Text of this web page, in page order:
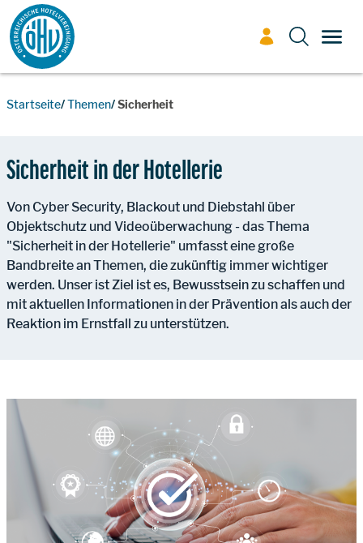
Zum Inhalt
Startseite Themen Sicherheit
Sicherheit in der Hotellerie
Von Cyber Security, Blackout und Diebstahl über
Objektschutz und Videoüberwachung - das Thema
"Sicherheit in der Hotellerie" umfasst eine große
Bandbreite an Themen, die zukünftig immer wichtiger
werden. Unser ist Ziel ist es, Bewusstsein zu schaffen und
mit aktuellen Informationen in der Prävention als auch der
Reaktion im Ernstfall zu unterstützen.